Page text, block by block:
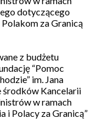
dotyczącego
za Granicą
z budżetu
“Pomoc
im. Jana
środków Kancelarii
w ramach
i Polacy za Granicą”